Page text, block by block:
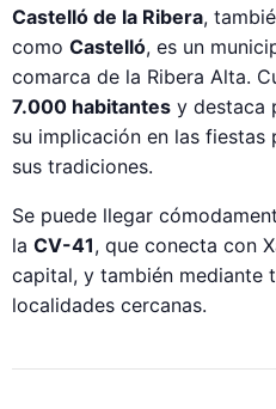
Castelló de la Ribera,
como Castelló, es un
comarca de la Ribera Alta.
7.000 habitantes y destaca
su implicación en las
sus tradiciones.
Se puede llegar
la CV-41, que conecta con
capital, y también mediante
localidades cercanas.